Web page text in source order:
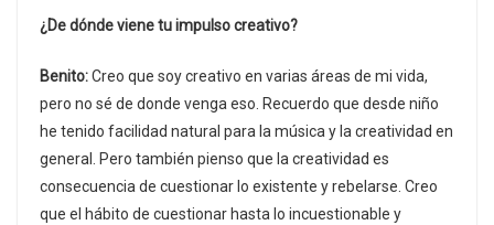
¿De dónde viene tu impulso creativo?
Benito:Creo que soy creativo en varias áreas de mi vida,
pero no sé de donde venga eso. Recuerdo que desde niño
he tenido facilidad natural para la música y la creatividad en
general. Pero también pienso que la creatividad es
consecuencia de cuestionar lo existente y rebelarse. Creo
que el hábito de cuestionar hasta lo incuestionable y